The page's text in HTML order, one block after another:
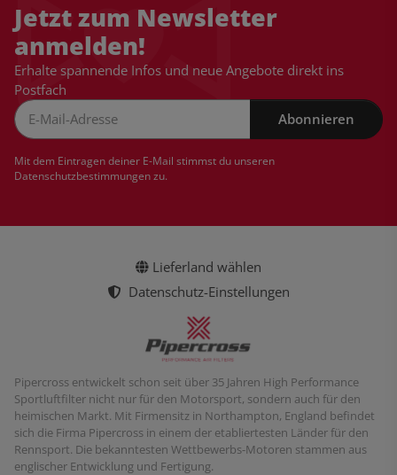
Jetzt zum Newsletter
anmelden!
Erhalte spannende Infos und neue Angebote direkt ins
Postfach
Abonnieren
Mit dem Eintragen deiner E-Mail stimmst du unseren
Datenschutzbestimmungenzu.
Lieferland wählen
Datenschutz-Einstellungen
Pipercross entwickelt schon seit über 35 Jahren High Performance
Sportluftfilter nicht nur für den Motorsport, sondern auch für den
heimischen Markt. Mit Firmensitz in Northampton, England befindet
sich die Firma Pipercross in einem der etabliertesten Länder für den
Rennsport. Die bekanntesten Wettbewerbs-Motoren stammen aus
englischer Entwicklung und Fertigung.